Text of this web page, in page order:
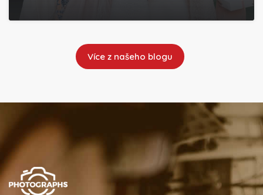
Více z našeho blogu